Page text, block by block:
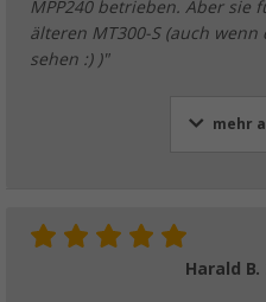
MPP240 betrieben. Aber sie
älteren MT300-S (auch
sehen :) )"
mehr
Harald B.